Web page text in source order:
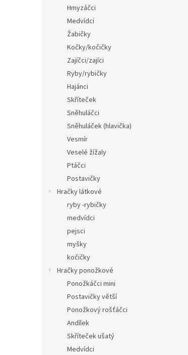
Hmyzáčci
Medvídci
Žabičky
Kočky/kočičky
Zajíčci/zajíci
Ryby/rybičky
Hajánci
Skříteček
Sněhuláčci
Sněhuláček (hlavička)
Vesmír
Veselé žížaly
Ptáčci
Postavičky
Hračky látkové
ryby -rybičky
medvídci
pejsci
myšky
kočičky
Hračky ponožkové
Ponožkáčci mini
Postavičky větší
Ponožkový rošťáčci
Andílek
Skříteček ušatý
Medvídci